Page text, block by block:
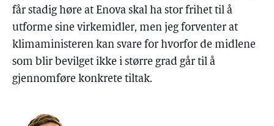
får stadig høre at Enova skal ha stor frihet til å
utforme sine virkemidler, men jeg forventer at
klimaministeren kan svare for hvorfor de midlene
som blir bevilget ikke i større grad går til å
gjennomføre konkrete tiltak.